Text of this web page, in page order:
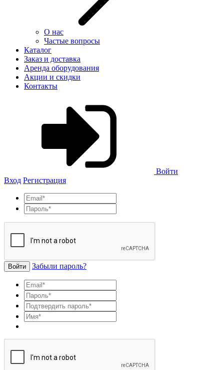
О нас
Частые вопросы
Каталог
Заказ и доставка
Аренда оборудования
Акции и скидки
Контакты
Войти
Вход Регистрация
Войти Забыли пароль?